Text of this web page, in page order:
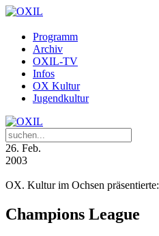
Programm
Archiv
OXIL-TV
Infos
OX Kultur
Jugendkultur
26. Feb.
2003
OX. Kultur im Ochsen präsentierte:
Champions League